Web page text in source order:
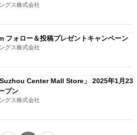
グス株式会社
フォロー＆投稿プレゼントキャンペーン
グス株式会社
Center Mall Store」 2025年1月23
プン
グス株式会社